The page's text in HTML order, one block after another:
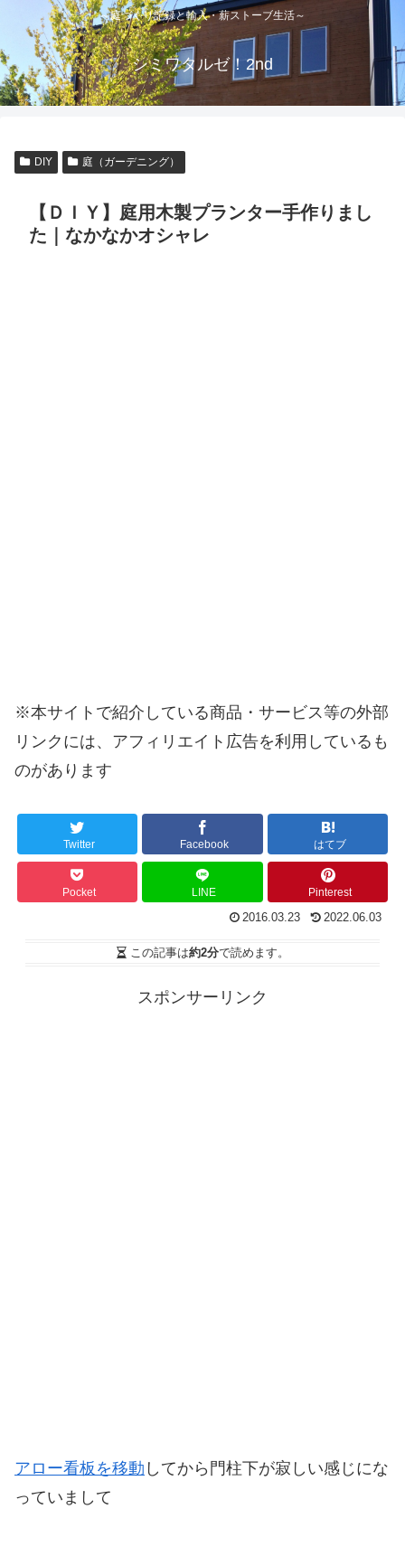
～庭づくり記録と輸入・薪ストーブ生活～
シミワタルゼ！2nd
DIY 庭（ガーデニング）
【ＤＩＹ】庭用木製プランター手作りまし
た｜なかなかオシャレ
※本サイトで紹介している商品・サービス等の外部
リンクには、アフィリエイト広告を利用しているも
のがあります
Twitter Facebook はてブ
Pocket LINE Pinterest
2016.03.23 2022.06.03
この記事は約2分で読めます。
スポンサーリンク
アロー看板を移動 してから門柱下が寂しい感じにな
っていまして